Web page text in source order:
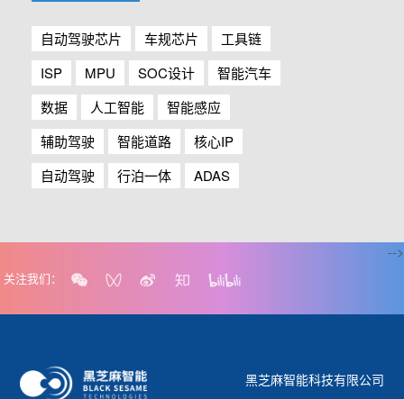
自动驾驶芯片 车规芯片
工具链
ISP
MPU SOC设计
智能汽车
数据
人工智能
智能感应
辅助驾驶
智能道路
核心IP
自动驾驶
行泊一体 ADAS
关注我们：
-->
黑芝麻智能科技有限公司